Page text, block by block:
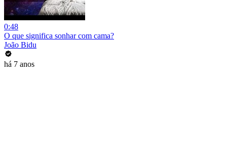
0:48
O que significa sonhar com cama?
João Bidu
há 7 anos